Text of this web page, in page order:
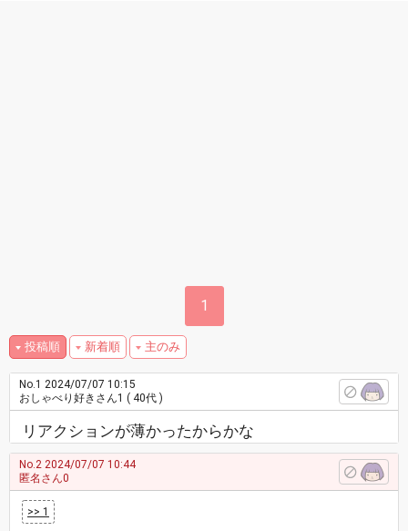
1
投稿順 新着順 主のみ
No.1 2024/07/07 10:15
おしゃべり好きさん1 ( 40代 )
リアクションが薄かったからかな
No.2 2024/07/07 10:44
匿名さん0
>> 1